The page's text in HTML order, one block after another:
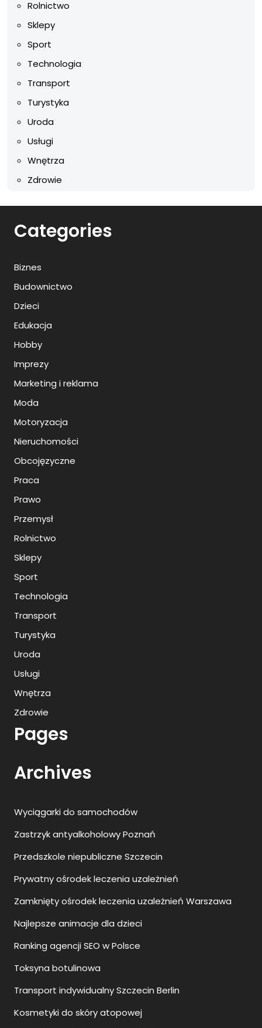
Rolnictwo
Sklepy
Sport
Technologia
Transport
Turystyka
Uroda
Usługi
Wnętrza
Zdrowie
Categories
Biznes
Budownictwo
Dzieci
Edukacja
Hobby
Imprezy
Marketing i reklama
Moda
Motoryzacja
Nieruchomości
Obcojęzyczne
Praca
Prawo
Przemysł
Rolnictwo
Sklepy
Sport
Technologia
Transport
Turystyka
Uroda
Usługi
Wnętrza
Zdrowie
Pages
Archives
Wyciągarki do samochodów
Zastrzyk antyalkoholowy Poznań
Przedszkole niepubliczne Szczecin
Prywatny ośrodek leczenia uzależnień
Zamknięty ośrodek leczenia uzależnień Warszawa
Najlepsze animacje dla dzieci
Ranking agencji SEO w Polsce
Toksyna botulinowa
Transport indywidualny Szczecin Berlin
Kosmetyki do skóry atopowej